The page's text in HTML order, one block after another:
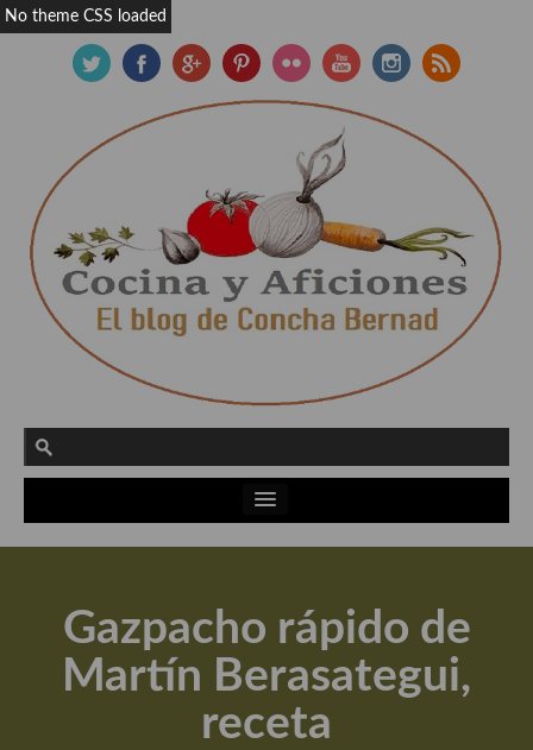
Actualidad y recomendaciones
Apuntes, estudios sobre temas interesantes e importantes
Aceite de Oliva Virgen Extra (AOVE)
Recetas maridadas con los mejores AOVES
Gazpacho rápido de
Martín Berasategui,
receta
No theme CSS loaded